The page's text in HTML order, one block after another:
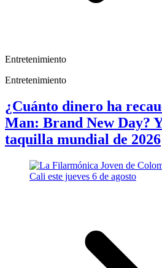
Entretenimiento
Entretenimiento
¿Cuánto dinero ha
Man: Brand New Day?
taquilla mundial de 2026